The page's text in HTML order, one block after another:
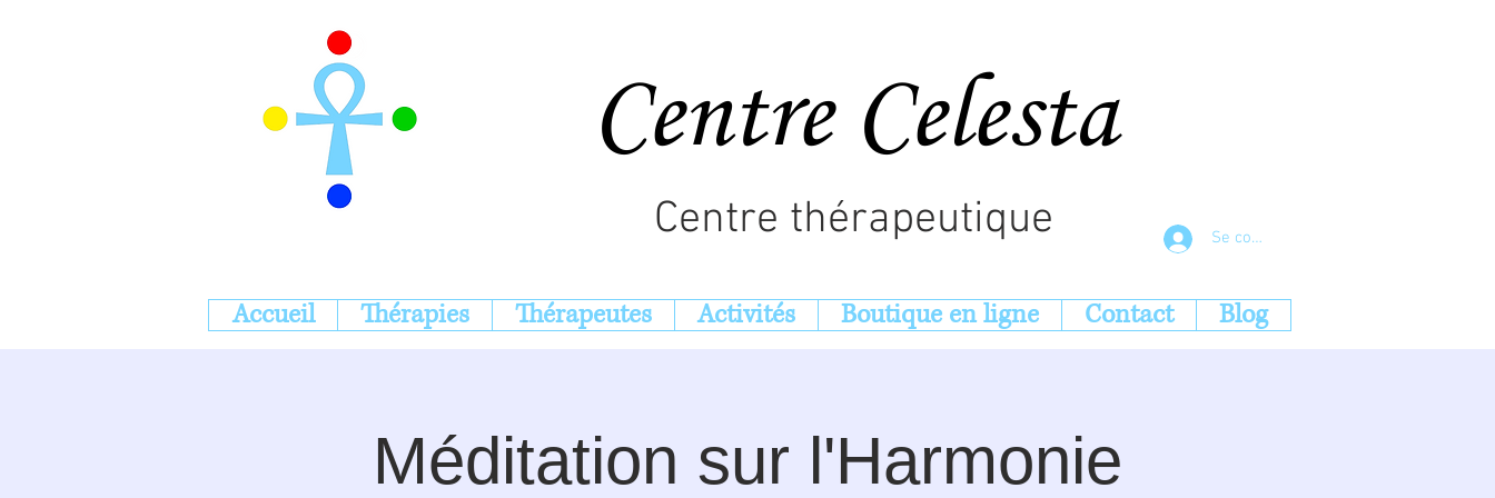
Centre Celesta
Centre thérapeutique Se connecter
Accueil Thérapies Thérapeutes Activités Boutique en ligne Contact Blog
Méditation sur l'Harmonie